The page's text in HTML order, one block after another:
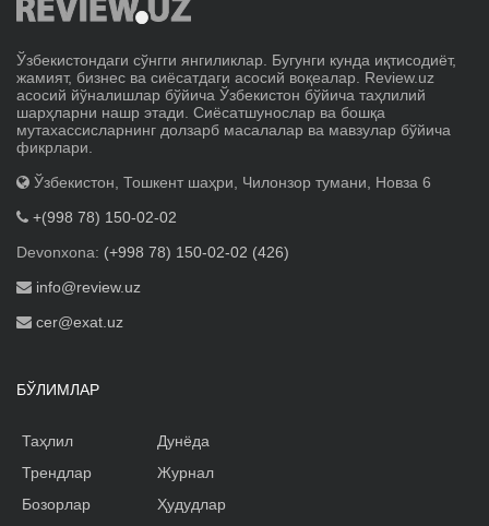
Ўзбекистондаги сўнгги янгиликлар. Бугунги кунда иқтисодиёт,
жамият, бизнес ва сиёсатдаги асосий воқеалар. Review.uz
асосий йўналишлар бўйича Ўзбекистон бўйича таҳлилий
шарҳларни нашр этади. Сиёсатшунослар ва бошқа
мутахассисларнинг долзарб масалалар ва мавзулар бўйича
фикрлари.
Ўзбекистон, Тошкент шаҳри, Чилонзор тумани, Новза 6
+(998 78) 150-02-02
Devonxona: (+998 78) 150-02-02 (426)
info@review.uz
cer@exat.uz
БЎЛИМЛАР
Таҳлил
Трендлар
Бозорлар
Дунёда
Журнал
Ҳудудлар